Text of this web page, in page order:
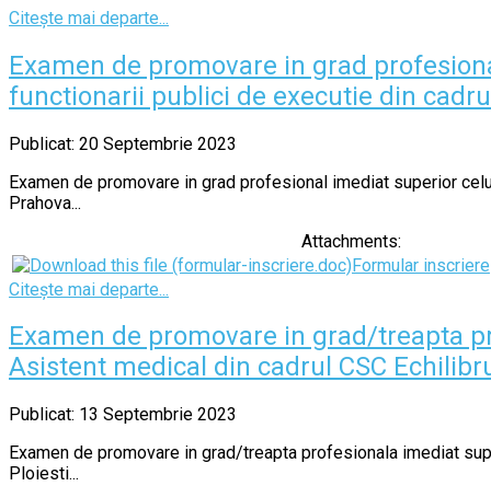
Citește mai departe...
Examen de promovare in grad
functionarii publici de executie din
Publicat: 20 Septembrie 2023
Examen de promovare in grad profesional imediat superior
Prahova...
Attachments:
Formular inscriere
Citește mai departe...
Examen de promovare in grad/treapta
Asistent medical din cadrul CSC
Publicat: 13 Septembrie 2023
Examen de promovare in grad/treapta profesionala imediat
Ploiesti...